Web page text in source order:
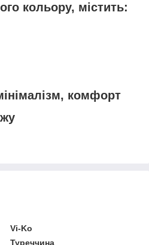
кольору, містить:
комфорт
Vi-Ko
Туреччина